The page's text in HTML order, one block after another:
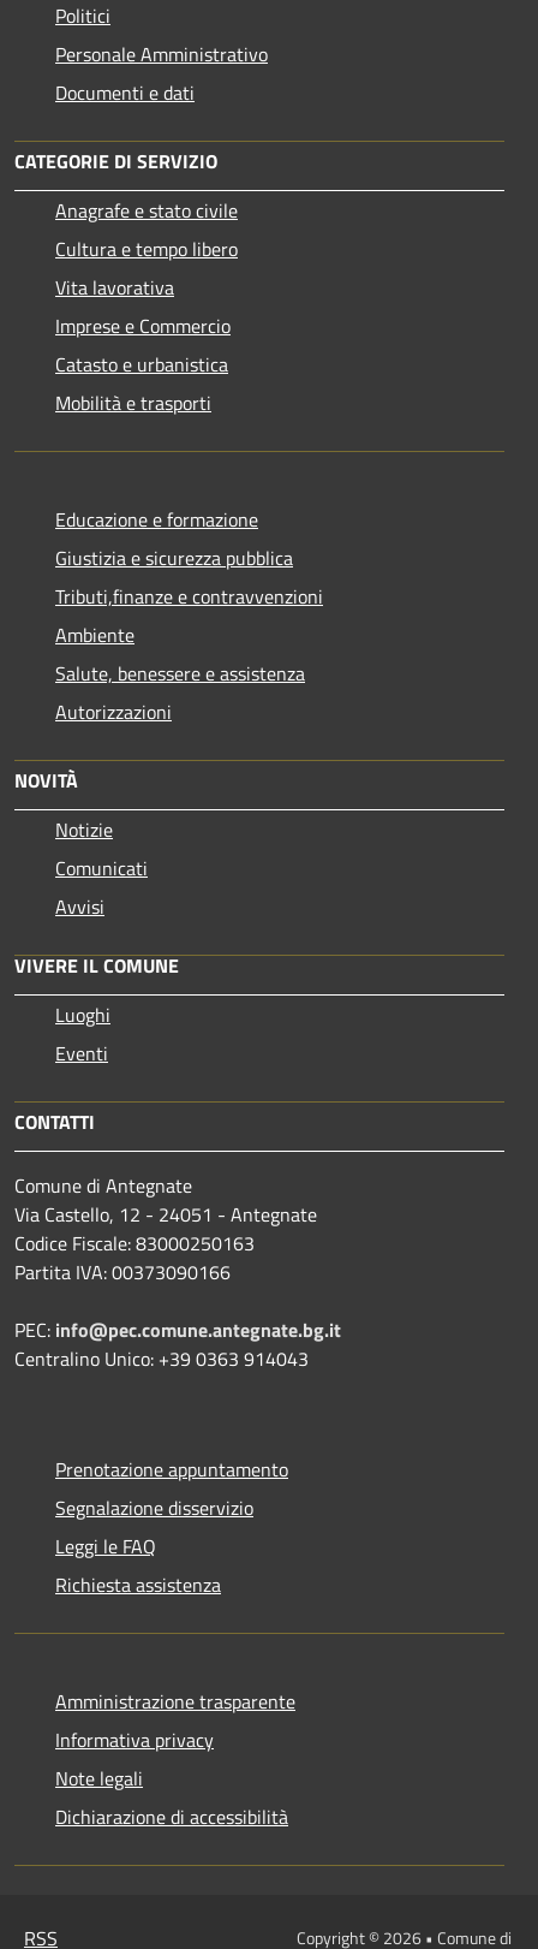
Politici
Personale Amministrativo
Documenti e dati
CATEGORIE DI SERVIZIO
Anagrafe e stato civile
Cultura e tempo libero
Vita lavorativa
Imprese e Commercio
Catasto e urbanistica
Mobilità e trasporti
Educazione e formazione
Giustizia e sicurezza pubblica
Tributi,finanze e contravvenzioni
Ambiente
Salute, benessere e assistenza
Autorizzazioni
NOVITÀ
Notizie
Comunicati
Avvisi
VIVERE IL COMUNE
Luoghi
Eventi
CONTATTI
Comune di Antegnate
Via Castello, 12 - 24051 - Antegnate
Codice Fiscale: 83000250163
Partita IVA: 00373090166
PEC: info@pec.comune.antegnate.bg.it
Centralino Unico: +39 0363 914043
Prenotazione appuntamento
Segnalazione disservizio
Leggi le FAQ
Richiesta assistenza
Amministrazione trasparente
Informativa privacy
Note legali
Dichiarazione di accessibilità
RSS Copyright © 2026 • Comune di